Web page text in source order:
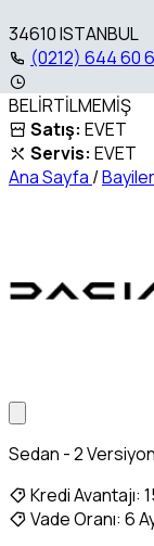
34610 ISTANBUL
(0212) 644 60
BELİRTİLMEMİŞ
Satış: EVET
Servis: EVET
Ana Sayfa /Bayiler
Sedan - 2 Versiyon
Kredi Avantajı:
Vade Oranı: 6